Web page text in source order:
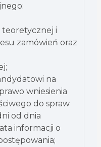
teoretycznej i
zamówień oraz
na
wniesienia
do spraw
od dnia
informacji o